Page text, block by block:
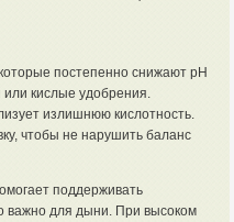
постепенно снижают pH
или кислые удобрения.
излишнюю кислотность.
чтобы не нарушить баланс
поддерживать
важно для дыни. При высоком